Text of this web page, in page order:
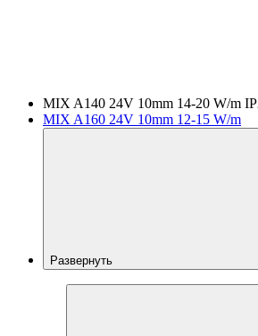
MIX A140 24V 10mm 14-20 W/m
MIX A160 24V 10mm 12-15 W/m
Развернуть